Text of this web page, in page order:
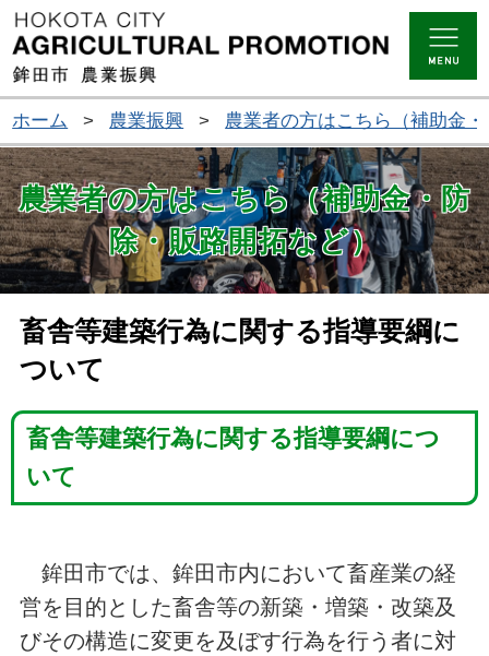
ホーム > 農業振興 > 農業者の方はこちら（補助金
農業者の方はこちら（補助金・防
除・販路開拓など）
畜舎等建築行為に関する指導要綱に
ついて
畜舎等建築行為に関する指導要綱につ
いて
鉾田市では、鉾田市内において畜産業の経
営を目的とした畜舎等の新築・増築・改築及
びその構造に変更を及ぼす行為を行う者に対